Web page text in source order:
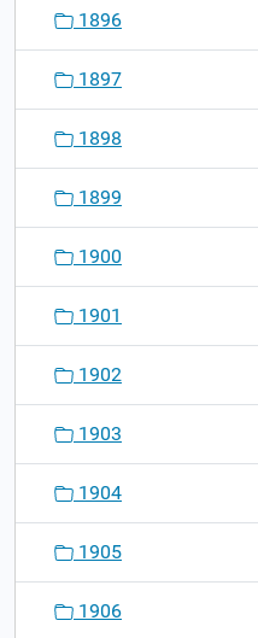
1896
1897
1898
1899
1900
1901
1902
1903
1904
1905
1906